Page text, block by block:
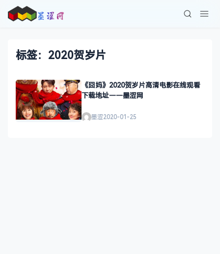
标签：2020贺岁片
《囧妈》2020贺岁片高清电影在线观看
下载地址——墨涩网
墨涩2020-01-25